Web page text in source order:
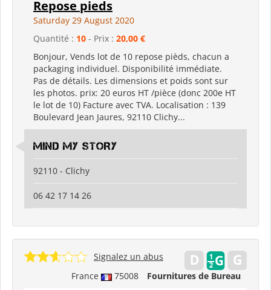
Repose pieds
Saturday 29 August 2020
Quantité : 10 - Prix : 20,00 €
Bonjour, Vends lot de 10 repose pièds, chacun a
packaging individuel. Disponibilité immédiate.
Pas de détails. Les dimensions et poids sont sur
les photos. prix: 20 euros HT /pièce (donc 200e HT
le lot de 10) Facture avec TVA. Localisation : 139
Boulevard Jean Jaures, 92110 Clichy...
MIND MY STORY
92110 - Clichy
06 42 17 14 26
France 75008 Fournitures de Bureau
Signalez un abus